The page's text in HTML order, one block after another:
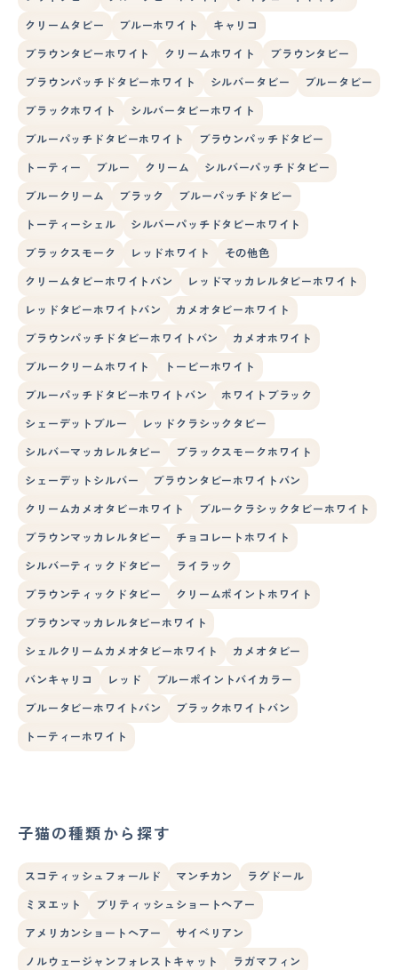
クリームタビー ブルーホワイト キャリコ
ブラウンタビーホワイト クリームホワイト ブラウンタビー
ブラウンパッチドタビーホワイト シルバータビー ブルータビー
ブラックホワイト シルバータビーホワイト
ブルーパッチドタビーホワイト ブラウンパッチドタビー
トーティー ブルー クリーム シルバーパッチドタビー
ブルークリーム ブラック ブルーパッチドタビー
トーティーシェル シルバーパッチドタビーホワイト
ブラックスモーク レッドホワイト その他色
クリームタビーホワイトバン レッドマッカレルタビーホワイト
レッドタビーホワイトバン カメオタビーホワイト
ブラウンパッチドタビーホワイトバン カメオホワイト
ブルークリームホワイト トービーホワイト
ブルーパッチドタビーホワイトバン ホワイトブラック
シェーデットブルー レッドクラシックタビー
シルバーマッカレルタビー ブラックスモークホワイト
シェーデットシルバー ブラウンタビーホワイトバン
クリームカメオタビーホワイト ブルークラシックタビーホワイト
ブラウンマッカレルタビー チョコレートホワイト
シルバーティックドタビー ライラック
ブラウンティックドタビー クリームポイントホワイト
ブラウンマッカレルタビーホワイト
シェルクリームカメオタビーホワイト カメオタビー
バンキャリコ レッド ブルーポイントバイカラー
ブルータビーホワイトバン ブラックホワイトバン
トーティーホワイト
子猫の種類から探す
スコティッシュフォールド マンチカン ラグドール
ミヌエット ブリティッシュショートヘアー
アメリカンショートヘアー サイベリアン
ノルウェージャンフォレストキャット ラガマフィン